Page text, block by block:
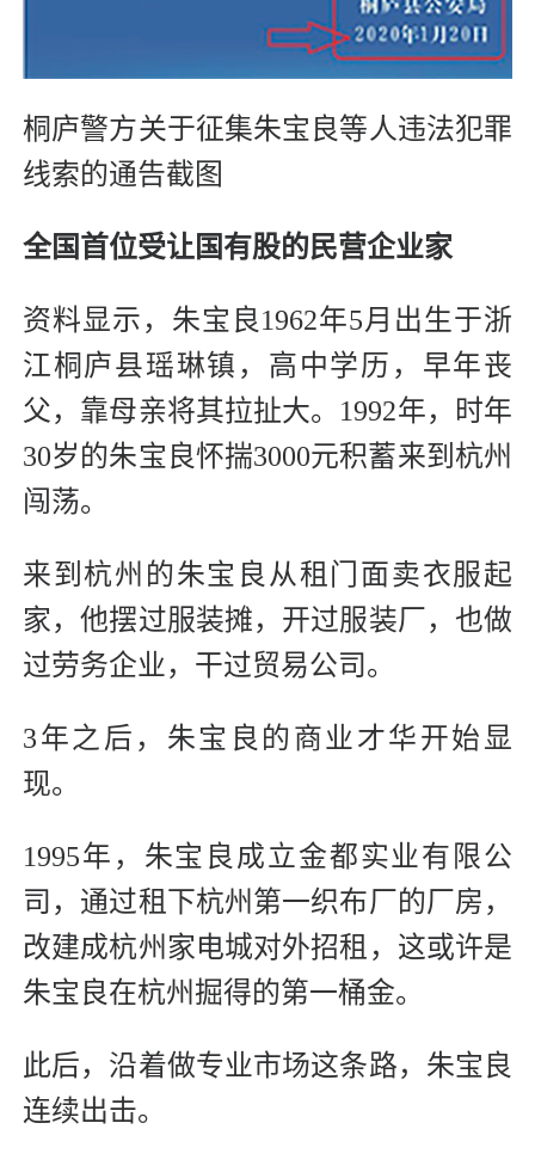
桐庐警方关于征集朱宝良等人违法犯罪
线索的通告截图
全国首位受让国有股的民营企业家
资料显示，朱宝良1962年5月出生于浙
江桐庐县瑶琳镇，高中学历，早年丧
父，靠母亲将其拉扯大。1992年，时年
30岁的朱宝良怀揣3000元积蓄来到杭州
闯荡。
来到杭州的朱宝良从租门面卖衣服起
家，他摆过服装摊，开过服装厂，也做
过劳务企业，干过贸易公司。
3年之后，朱宝良的商业才华开始显
现。
1995年，朱宝良成立金都实业有限公
司，通过租下杭州第一织布厂的厂房，
改建成杭州家电城对外招租，这或许是
朱宝良在杭州掘得的第一桶金。
此后，沿着做专业市场这条路，朱宝良
连续出击。